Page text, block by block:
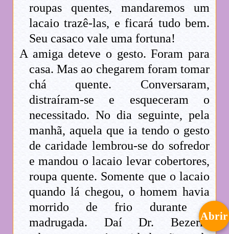
roupas quentes, mandaremos um
lacaio trazê-las, e ficará tudo bem.
Seu casaco vale uma fortuna!
A amiga deteve o gesto. Foram para
casa. Mas ao chegarem foram tomar
chá quente. Conversaram,
distraíram-se e esqueceram o
necessitado. No dia seguinte, pela
manhã, aquela que ia tendo o gesto
de caridade lembrou-se do sofredor
e mandou o lacaio levar cobertores,
roupa quente. Somente que o lacaio
quando lá chegou, o homem havia
morrido de frio durante a
madrugada. Daí Dr. BezerraAbrir